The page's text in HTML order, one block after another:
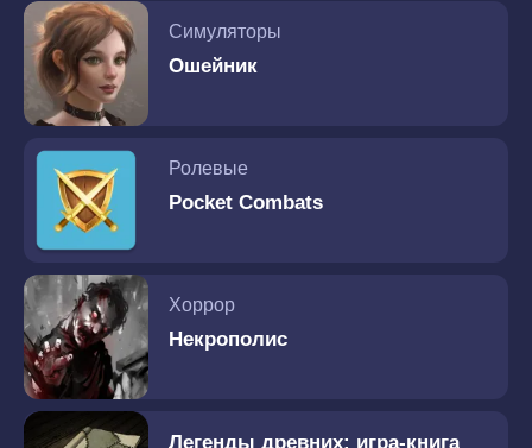
Симуляторы
Ошейник
Ролевые
Pocket Combats
Хоррор
Некрополис
Легенды древних: игра-книга